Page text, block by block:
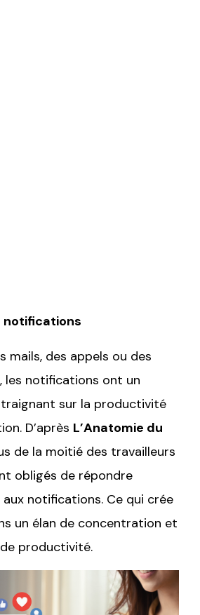
notifications
mails, des appels ou des
les notifications ont un
sur la productivité
D’après L’Anatomie du
de la moitié des travailleurs
obligés de répondre
notifications. Ce qui crée
un élan de concentration et
productivité.